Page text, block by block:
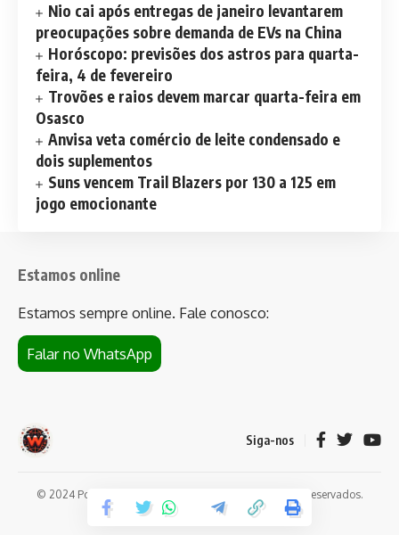
Nio cai após entregas de janeiro levantarem
preocupações sobre demanda de EVs na China
Horóscopo: previsões dos astros para quarta-
feira, 4 de fevereiro
Trovões e raios devem marcar quarta-feira em
Osasco
Anvisa veta comércio de leite condensado e
dois suplementos
Suns vencem Trail Blazers por 130 a 125 em
jogo emocionante
Estamos online
Estamos sempre online. Fale conosco:
Falar no WhatsApp
Siga-nos
© 2024 Portal de notícias Web Flush. Todos os direitos reservados.
Conheça
Bet da Sorte.